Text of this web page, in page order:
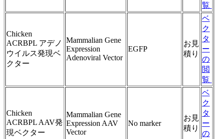
覧
Chicken
ACRBPL アデノ
ウイルス発現ベ
クター
Mammalian Gene
Expression
Adenoviral Vector
EGFP
お見
積り
ベ
ク
タ
ー
の
閲
覧
Chicken
ACRBPL AAV発
現ベクター
Mammalian Gene
Expression AAV
Vector
No marker
お見
積り
ベ
ク
タ
ー
の